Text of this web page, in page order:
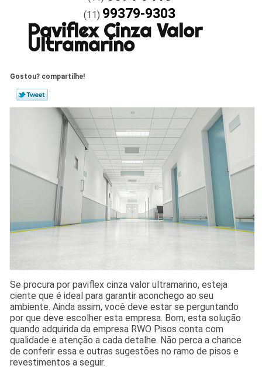
(11) 99379-9303
Paviflex Cinza Valor
Ultramarino
Gostou? compartilhe!
Se procura por paviflex cinza valor ultramarino, esteja
ciente que é ideal para garantir aconchego ao seu
ambiente. Ainda assim, você deve estar se perguntando
por que deve escolher esta empresa. Bom, esta solução
quando adquirida da empresa RWO Pisos conta com
qualidade e atenção a cada detalhe. Não perca a chance
de conferir essa e outras sugestões no ramo de pisos e
revestimentos a seguir.